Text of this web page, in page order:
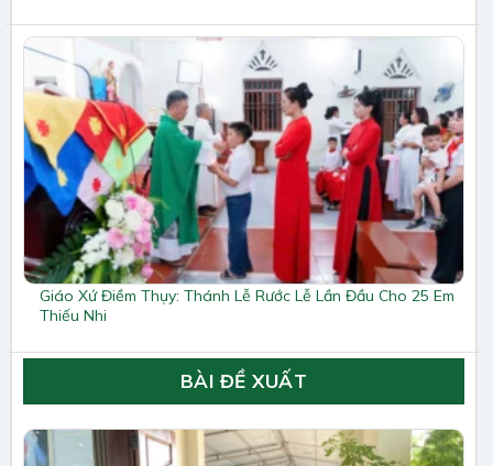
Giáo Xứ Điềm Thụy: Thánh Lễ Rước Lễ Lần Đầu Cho 25 Em
Thiếu Nhi
BÀI ĐỀ XUẤT